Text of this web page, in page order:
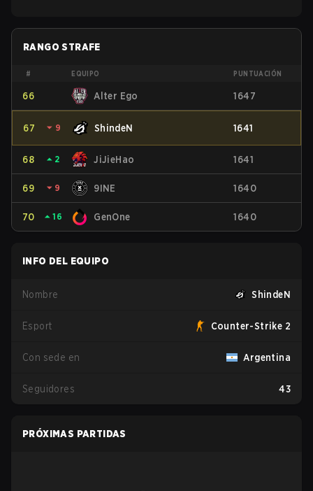
RANGO STRAFE
# EQUIPO PUNTUACIÓN
66 Alter Ego 1647
67 ⏷ 9 ShindeN 1641
68 ⏶ 2 JiJieHao 1641
69 ⏷ 9 9INE 1640
70 ⏶ 16 GenOne 1640
INFO DEL EQUIPO
Nombre ShindeN
Esport Counter-Strike 2
Con sede en Argentina
Seguidores 43
PRÓXIMAS PARTIDAS